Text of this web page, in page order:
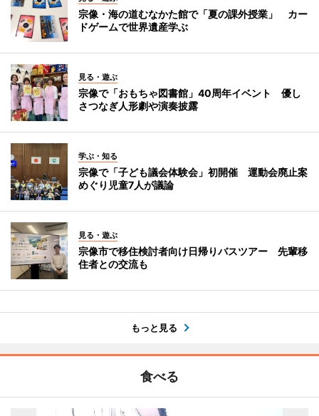
宗像・海の道むなかた館で「夏の課外授業」 カー
ドゲームで世界遺産学ぶ
見る・遊ぶ
宗像で「おもちゃ図書館」40周年イベント 優し
さつなぎ人形劇や演奏披露
学ぶ・知る
宗像で「子ども議会体験会」初開催 運動会廃止案
めぐり児童7人が議論
見る・遊ぶ
宗像市で移住検討者向け日帰りバスツアー 先輩移
住者との交流も
もっと見る
食べる